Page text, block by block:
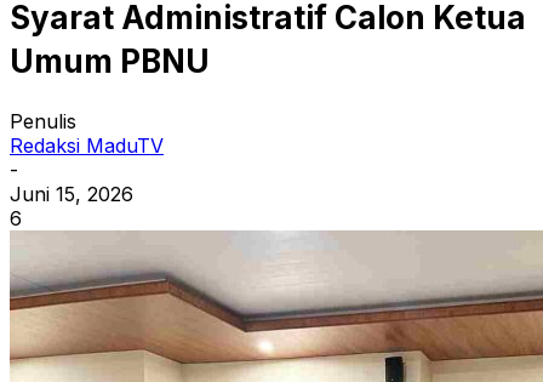
Syarat Administratif Calon Ketua
Umum PBNU
Penulis
Redaksi MaduTV
-
Juni 15, 2026
6